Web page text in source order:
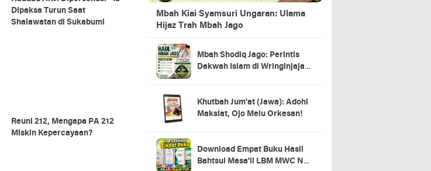
Dipaksa Turun Saat
Shalawatan di Sukabumi
Reuni 212, Mengapa PA 212
Miskin Kepercayaan?
Mbah Kiai Syamsuri Ungaran: Ulama
Hijaz Trah Mbah Jago
Mbah Shodiq Jago: Perintis
Dakwah Islam di Wringinjajar,
Khutbah Jum'at (Jawa): Adohi
Maksiat, Ojo Melu Orkesan!
Download Empat Buku Hasil
Bahtsul Masa'il LBM MWC NU